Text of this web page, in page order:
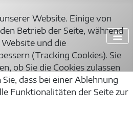
Website. Einige von
Betrieb der Seite, während
und die
(Tracking Cookies). Sie
ob Sie die Cookies zulassen
dass bei einer Ablehnung
Funktionalitäten der Seite zur